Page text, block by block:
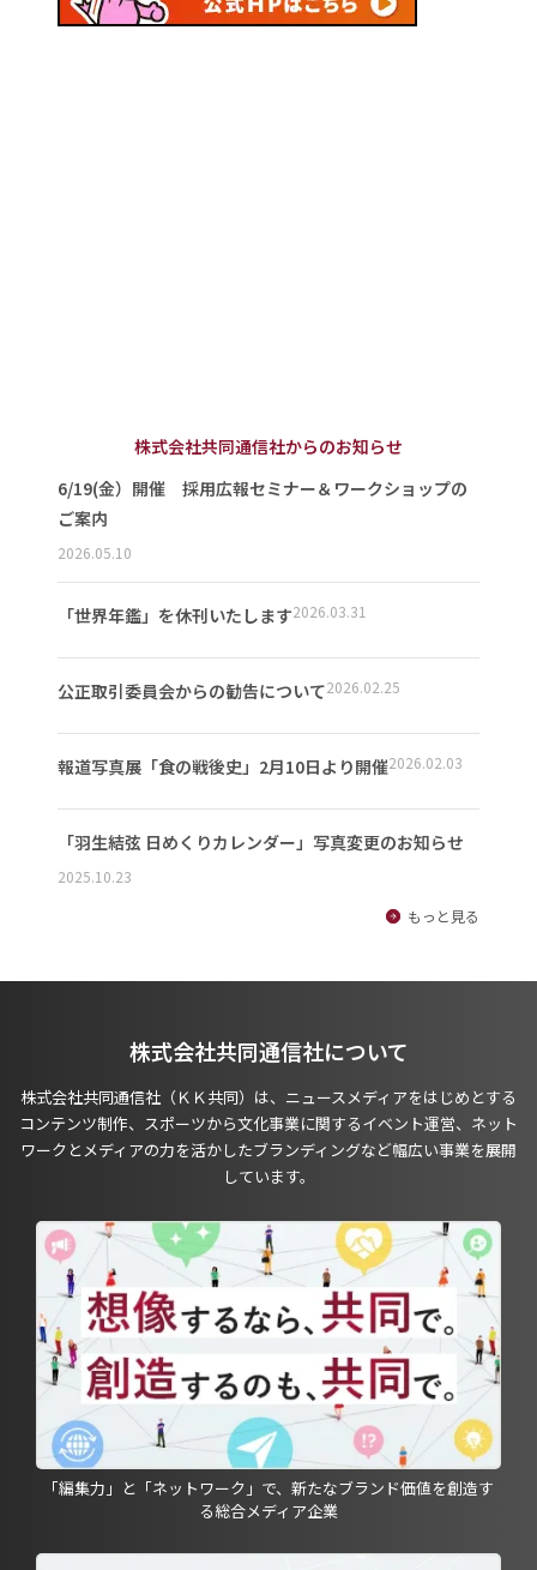
株式会社共同通信社からのお知らせ
6/19(金）開催 採用広報セミナー＆ワークショップの
ご案内
2026.05.10
「世界年鑑」を休刊いたします2026.03.31
公正取引委員会からの勧告について2026.02.25
報道写真展「食の戦後史」2月10日より開催2026.02.03
「羽生結弦 日めくりカレンダー」写真変更のお知らせ
2025.10.23
もっと見る
株式会社共同通信社について
株式会社共同通信社（ＫＫ共同）は、ニュースメディアをはじめとする
コンテンツ制作、スポーツから文化事業に関するイベント運営、ネット
ワークとメディアの力を活かしたブランディングなど幅広い事業を展開
しています。
「編集力」と「ネットワーク」で、新たなブランド価値を創造す
る総合メディア企業